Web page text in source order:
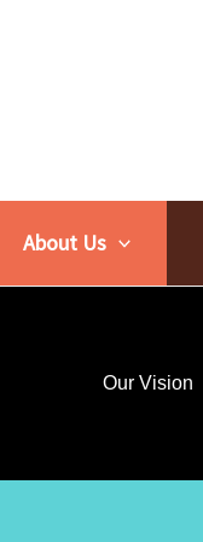
About Us
Our Vision